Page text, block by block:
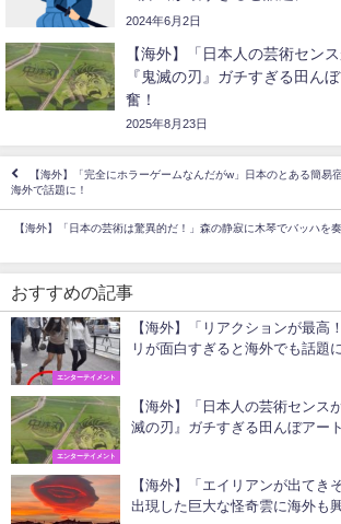
2024年6月2日
【海外】「日本人の芸術セン
『鬼滅の刃』ガチすぎる田ん
奮！
2025年8月23日
【海外】「完全にホラーゲームなんだがw」日本のとある簡易
海外で話題に！
【海外】「日本の芸術は驚異的だ！」森の静寂に木琴でバッハを
おすすめの記事
エンターテイメント
【海外】「リアクションが最高
リが面白すぎると海外でも話題に
エンターテイメント
【海外】「日本人の芸術センス
滅の刃』ガチすぎる田んぼアー
【海外】「エイリアンが出てき
出現した巨大な怪奇雲に海外も